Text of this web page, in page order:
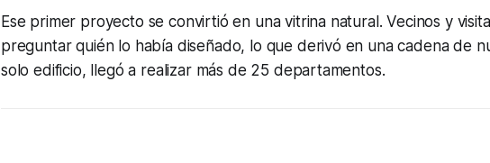
Ese primer proyecto se convirtió en una vitrina natural. Vecinos y
preguntar quién lo había diseñado, lo que derivó en una cadena de
solo edificio, llegó a realizar más de 25 departamentos.